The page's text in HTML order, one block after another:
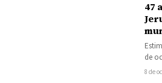
47
de
8 de